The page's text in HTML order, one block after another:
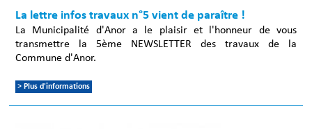
La lettre infos travaux n°5 vient de paraître !
La Municipalité d'Anor a le plaisir et l'honneur de vous
transmettre la 5ème NEWSLETTER des travaux de la
Commune d'Anor.
> Plus d'informations